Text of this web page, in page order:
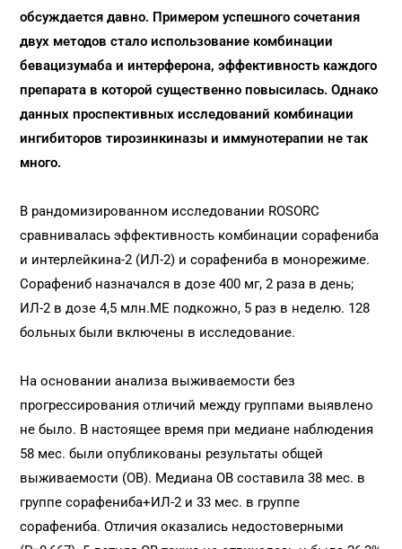
обсуждается давно. Примером успешного сочетания
двух методов стало использование комбинации
бевацизумаба и интерферона, эффективность каждого
препарата в которой существенно повысилась. Однако
данных проспективных исследований комбинации
ингибиторов тирозинкиназы и иммунотерапии не так
много.
В рандомизированном исследовании ROSORC
сравнивалась эффективность комбинации сорафениба
и интерлейкина-2 (ИЛ-2) и сорафениба в монорежиме.
Сорафениб назначался в дозе 400 мг, 2 раза в день;
ИЛ-2 в дозе 4,5 млн.МЕ подкожно, 5 раз в неделю. 128
больных были включены в исследование.
На основании анализа выживаемости без
прогрессирования отличий между группами выявлено
не было. В настоящее время при медиане наблюдения
58 мес. были опубликованы результаты общей
выживаемости (ОВ). Медиана ОВ составила 38 мес. в
группе сорафениба+ИЛ-2 и 33 мес. в группе
сорафениба. Отличия оказались недостоверными